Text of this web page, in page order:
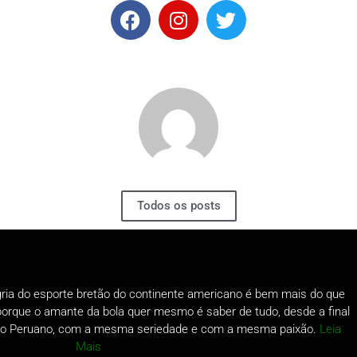
Todos os posts
do esporte bretão do continente americano é bem mais do que
o amante da bola quer mesmo é saber de tudo, desde a final
Peruano, com a mesma seriedade e com a mesma paixão. Leia
Mais